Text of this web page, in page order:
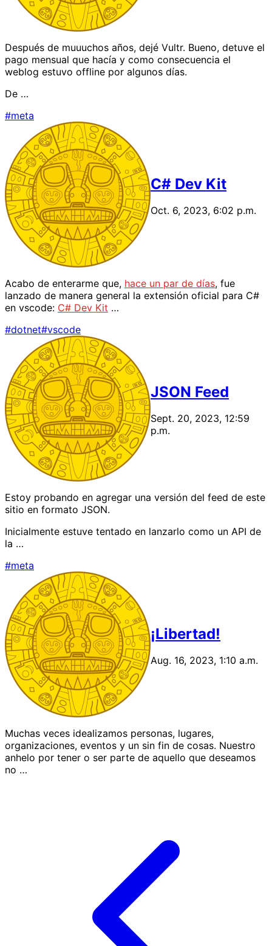
Después de muuuchos años, dejé Vultr. Bueno, detuve el
pago mensual que hacía y como consecuencia el
weblog estuvo offline por algunos días.
De …
#meta
C# Dev Kit
Oct. 6, 2023, 6:02 p.m.
Acabo de enterarme que, hace un par de días, fue
lanzado de manera general la extensión oficial para C#
en vscode: C# Dev Kit …
#dotnet#vscode
JSON Feed
Sept. 20, 2023, 12:59
p.m.
Estoy probando en agregar una versión del feed de este
sitio en formato JSON.
Inicialmente estuve tentado en lanzarlo como un API de
la …
#meta
¡Libertad!
Aug. 16, 2023, 1:10 a.m.
Muchas veces idealizamos personas, lugares,
organizaciones, eventos y un sin fin de cosas. Nuestro
anhelo por tener o ser parte de aquello que deseamos
no …